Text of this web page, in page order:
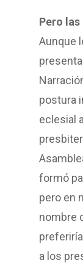
Pero
Aunque
postura
eclesial
formó
pero en
nombre
a los